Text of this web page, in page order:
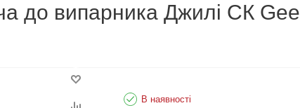
до випарника Джилі СК
В наявності